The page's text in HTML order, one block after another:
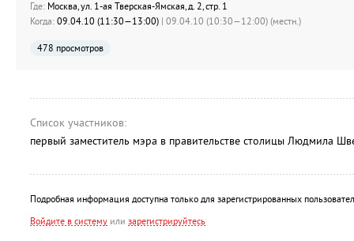
Где: Москва, ул. 1-ая Тверская-Ямская, д. 2, стр. 1
Когда: 09.04.10 (11:30—13:00) | 09.04.10 (10:30—12:00) (местн.)
478 просмотров
Список участников:
первый заместитель мэра в правительстве столицы Людмила
Подробная информация доступна только для зарегистрированных
Войдите в систему или зарегистрируйтесь